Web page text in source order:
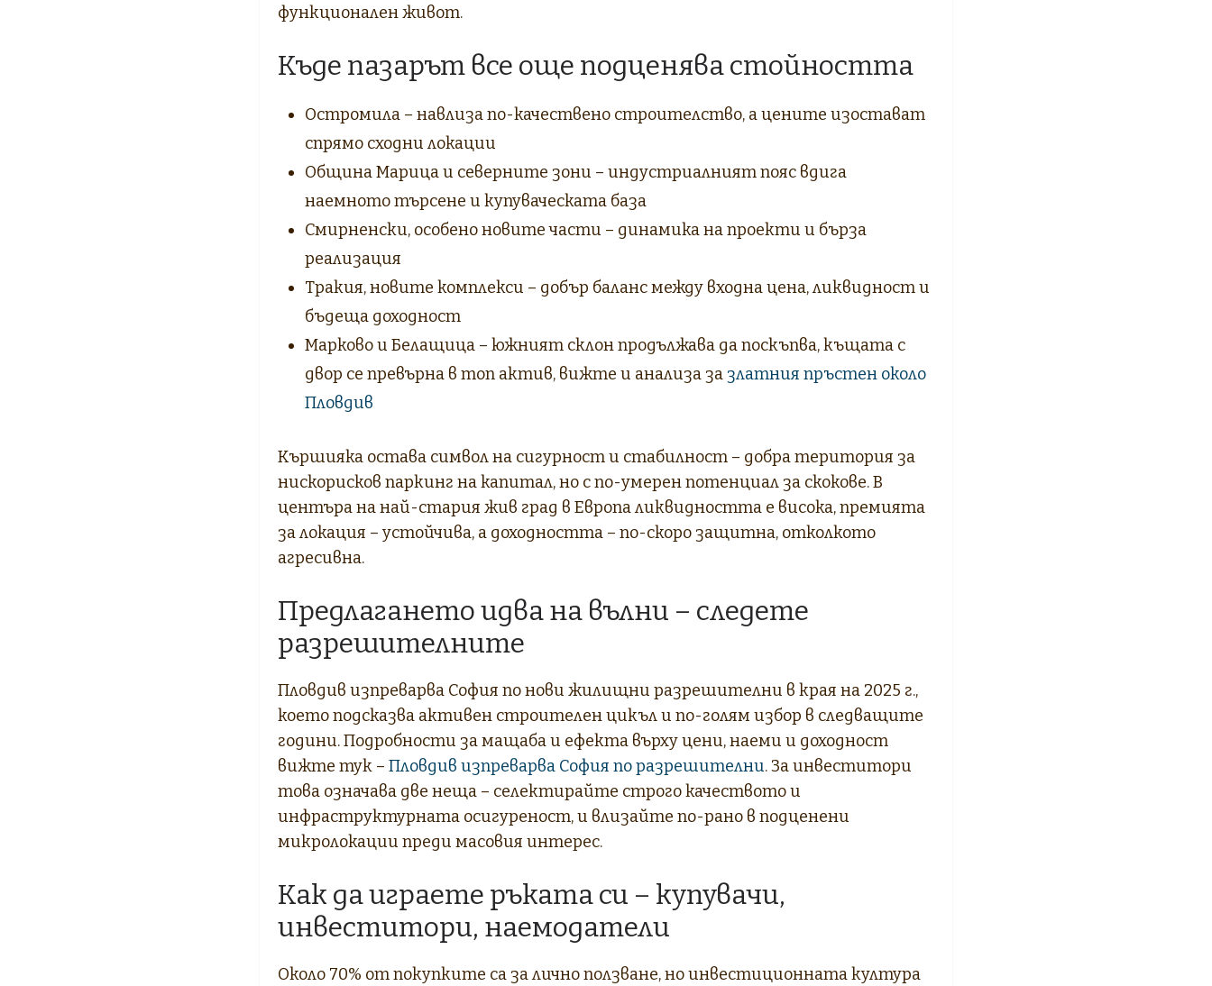
функционален живот.
Къде пазарът все още подценява стойността
Остромила – навлиза по-качествено строителство, а цените изостават
спрямо сходни локации
Община Марица и северните зони – индустриалният пояс вдига
наемното търсене и купуваческата база
Смирненски, особено новите части – динамика на проекти и бърза
реализация
Тракия, новите комплекси – добър баланс между входна цена, ликвидност и
бъдеща доходност
Марково и Белащица – южният склон продължава да поскъпва, къщата с
двор се превърна в топ актив, вижте и анализа за златния пръстен около
Пловдив
Кършияка остава символ на сигурност и стабилност – добра територия за
нискорисков паркинг на капитал, но с по-умерен потенциал за скокове. В
центъра на най-стария жив град в Европа ликвидността е висока, премията
за локация – устойчива, а доходността – по-скоро защитна, отколкото
агресивна.
Предлагането идва на вълни – следете
разрешителните
Пловдив изпреварва София по нови жилищни разрешителни в края на 2025 г.,
което подсказва активен строителен цикъл и по-голям избор в следващите
години. Подробности за мащаба и ефекта върху цени, наеми и доходност
вижте тук – Пловдив изпреварва София по разрешителни. За инвеститори
това означава две неща – селектирайте строго качеството и
инфраструктурната осигуреност, и влизайте по-рано в подценени
микролокации преди масовия интерес.
Как да играете ръката си – купувачи,
инвеститори, наемодатели
Около 70% от покупките са за лично ползване, но инвестиционната култура